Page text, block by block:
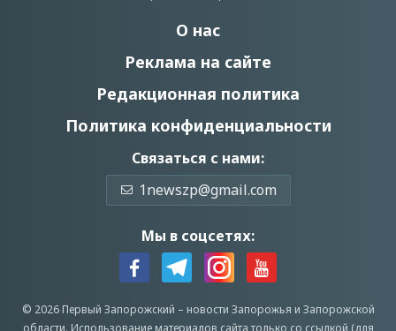
О нас
Реклама на сайте
Редакционная политика
Политика конфиденциальности
Связаться с нами:
1newszp@gmail.com
Мы в соцсетях:
© 2026 Первый Запорожский – новости Запорожья и Запорожской